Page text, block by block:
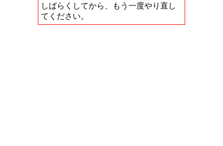
しばらくしてから、もう一度やり直し
てください。